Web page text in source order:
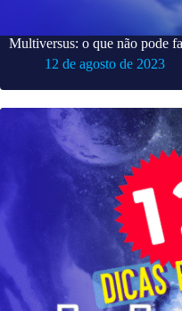
Multiversus: o que não pode
12 de agosto de 2023